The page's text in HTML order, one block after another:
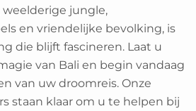
jungle,
en vriendelijke bevolking, is
die blijft fascineren. Laat u
van Bali en begin vandaag
van uw droomreis. Onze
staan klaar om u te helpen bij